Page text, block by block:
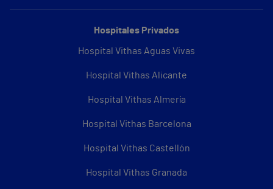
Hospitales Privados
Hospital Vithas Aguas Vivas
Hospital Vithas Alicante
Hospital Vithas Almería
Hospital Vithas Barcelona
Hospital Vithas Castellón
Hospital Vithas Granada